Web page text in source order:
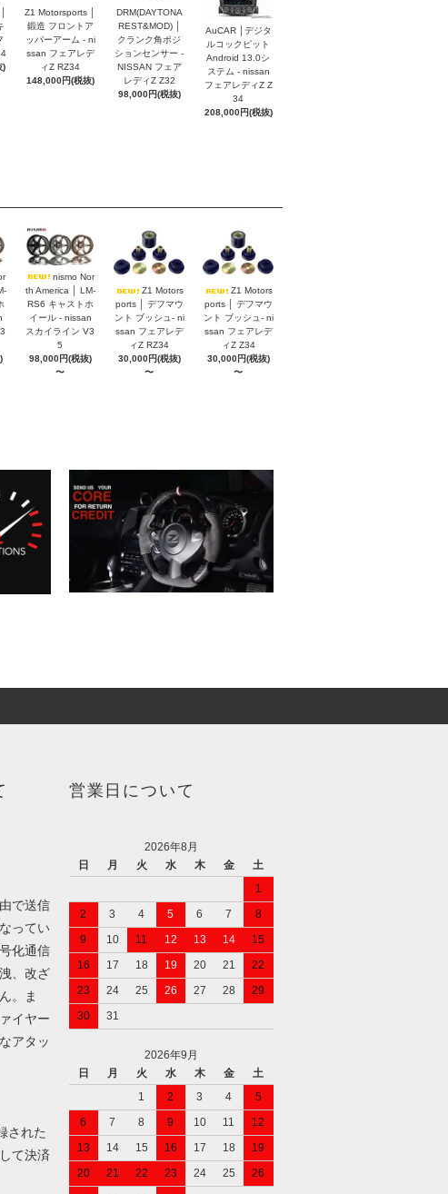
)
Z1 Motorsports │
鍛造 フロントア
ッパーアーム - ni
ssan フェアレデ
ィZ RZ34
148,000円(税抜)
DRM(DAYTONA
REST&MOD) │
クランク角ポジ
ションセンサー -
NISSAN フェア
レディZ Z32
98,000円(税抜)
AuCAR │デジタ
ルコックピット
Android 13.0シ
ステム - nissan
フェアレディZ Z
34
208,000円(税抜)
nismo Nor
th America │ LM-
RS6 キャストホ
イール - nissan
スカイライン V3
5
98,000円(税抜)
〜
Z1 Motors
ports │ デフマウ
ント ブッシュ- ni
ssan フェアレデ
ィZ RZ34
30,000円(税抜)
〜
Z1 Motors
ports │ デフマウ
ント ブッシュ- ni
ssan フェアレデ
ィZ Z34
30,000円(税抜)
〜
で送信
ってい
化通信
、改ざ
。ま
イヤー
アタッ
された
て決済
営業日について
2026年8月
日
月 火 水 木 金
土
1
2
3 4 5 6 7
8
9
10 11 12 13 14
15
16
17 18 19 20 21
22
23
24 25 26 27 28
29
30
31
2026年9月
日
月 火 水 木 金
土
1
2 3 4
5
6
7 8 9 10 11
12
13
14 15 16 17 18
19
20
21 22 23 24 25
26